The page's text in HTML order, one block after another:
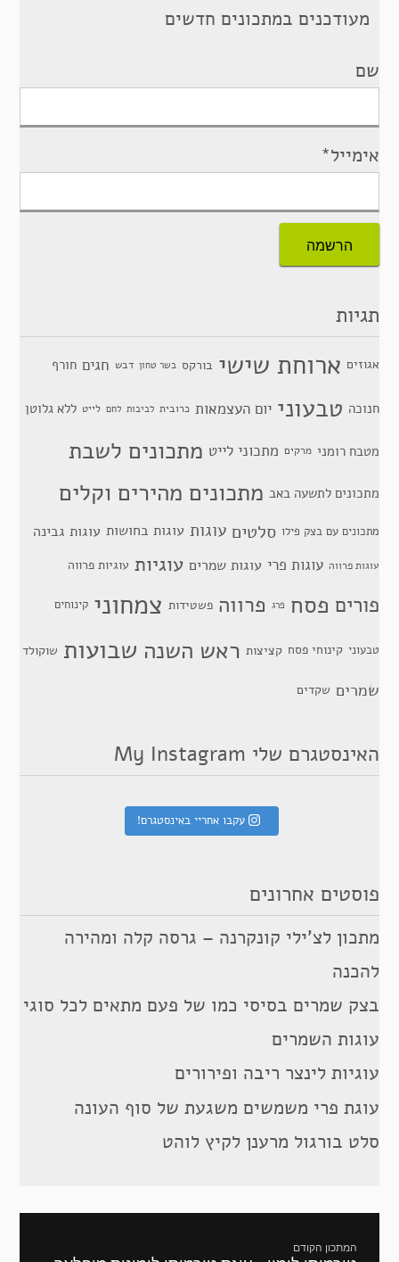
מעודכנים במתכונים חדשים
שם
אימייל*
תגיות
אגוזים ארוחת שישי בורקס בשר טחון דבש חגים חורף
חנוכה טבעוני יום העצמאות כרובית לביבות לחם לייט ללא גלוטן
מטבח רומני מרקים מתכוני לייט מתכונים לשבת
מתכונים לתשעה באב מתכונים מהירים וקלים
מתכונים עם בצק פילו סלטים עוגות עוגות בחושות עוגות גבינה
עוגות פרווה עוגות פרי עוגות שמרים עוגיות עוגיות פרווה
פורים פסח פרג פרווה פשטידות צמחוני קינוחים
טבעוני קינוחי פסח קציצות ראש השנה שבועות שוקולד
שמרים שקדים
האינסטגרם שלי My Instagram
עקבו אחריי באינסטגרם!
פוסטים אחרונים
מתכון לצ’ילי קונקרנה – גרסה קלה ומהירה
להכנה
בצק שמרים בסיסי כמו של פעם מתאים לכל סוגי
עוגות השמרים
עוגיות לינצר ריבה ופירורים
עוגת פרי משמשים משגעת של סוף העונה
סלט בורגול מרענן לקיץ לוהט
המתכון הקודם